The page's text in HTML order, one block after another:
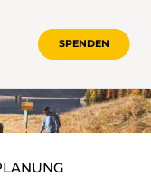
SPENDEN